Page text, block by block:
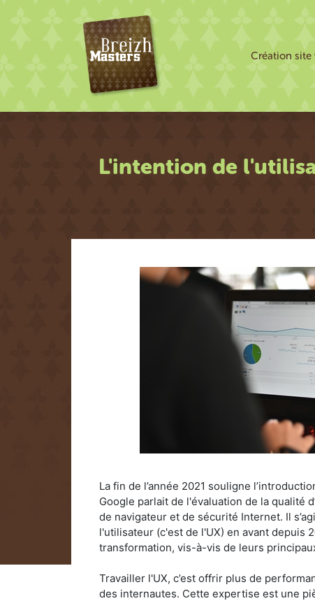
Création site
L'intention de
La fin de l’année 2021 souligne
Google parlait de l'évaluation de la qualité
de navigateur et de sécurité Internet. Il
l'utilisateur (c'est de l'UX) en avant depuis
transformation, vis-à-vis de leurs
Travailler l'UX, c’est offrir plus de
des internautes. Cette expertise est une